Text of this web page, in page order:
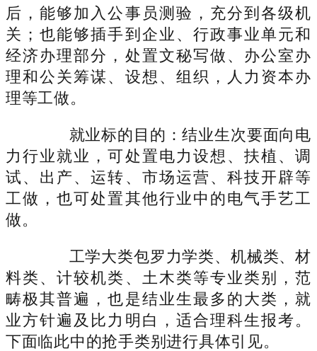
后，能够加入公事员测验，充分到各级机
关；也能够插手到企业、行政事业单元和
经济办理部分，处置文秘写做、办公室办
理和公关筹谋、设想、组织，人力资本办
理等工做。
就业标的目的：结业生次要面向电
力行业就业，可处置电力设想、扶植、调
试、出产、运转、市场运营、科技开辟等
工做，也可处置其他行业中的电气手艺工
做。
工学大类包罗力学类、机械类、材
料类、计较机类、土木类等专业类别，范
畴极其普遍，也是结业生最多的大类，就
业方针遍及比力明白，适合理科生报考。
下面临此中的抢手类别进行具体引见。